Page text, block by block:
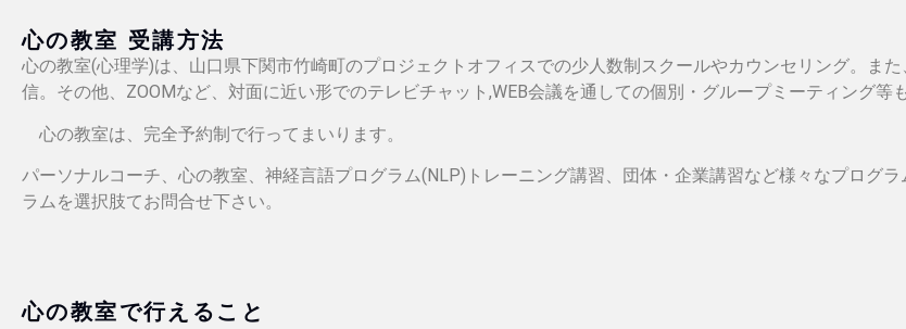
心の教室 受講方法
心の教室(心理学)は、山口県下関市竹崎町のプロジェクトオフィスでの少人数制スクールやカウンセリング。ま
信。その他、ZOOMなど、対面に近い形でのテレビチャット,WEB会議を通しての個別・グループミーティング等
心の教室は、完全予約制で行ってまいります。
パーソナルコーチ、心の教室、神経言語プログラム(NLP)トレーニング講習、団体・企業講習など様々なプログ
ラムを選択肢てお問合せ下さい。
心の教室で行えること